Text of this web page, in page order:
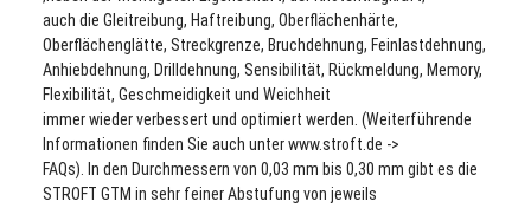
auch die Gleitreibung, Haftreibung, Oberflächenhärte,
Oberflächenglätte, Streckgrenze, Bruchdehnung, Feinlastdehnung,
Anhiebdehnung, Drilldehnung, Sensibilität, Rückmeldung, Memory,
Flexibilität, Geschmeidigkeit und Weichheit
immer wieder verbessert und optimiert werden. (Weiterführende
Informationen finden Sie auch unter www.stroft.de ->
FAQs). In den Durchmessern von 0,03 mm bis 0,30 mm gibt es die
STROFT GTM in sehr feiner Abstufung von jeweils